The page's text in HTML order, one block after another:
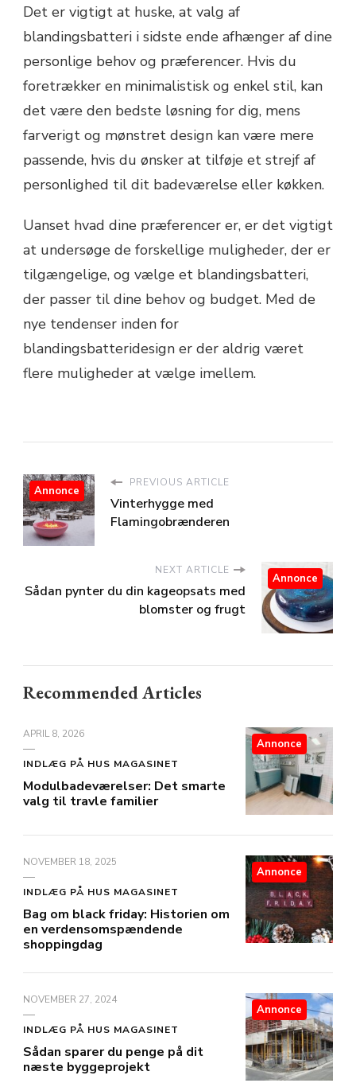
Det er vigtigt at huske, at valg af
blandingsbatteri i sidste ende afhænger af dine
personlige behov og præferencer. Hvis du
foretrækker en minimalistisk og enkel stil, kan
det være den bedste løsning for dig, mens
farverigt og mønstret design kan være mere
passende, hvis du ønsker at tilføje et strejf af
personlighed til dit badeværelse eller køkken.
Uanset hvad dine præferencer er, er det vigtigt
at undersøge de forskellige muligheder, der er
tilgængelige, og vælge et blandingsbatteri,
der passer til dine behov og budget. Med de
nye tendenser inden for
blandingsbatteridesign er der aldrig været
flere muligheder at vælge imellem.
PREVIOUS ARTICLE
Vinterhygge med
Flamingobrænderen
Annonce
NEXT ARTICLE
Sådan pynter du din kageopsats med
blomster og frugt
Annonce
Recommended Articles
APRIL 8, 2026
INDLÆG PÅ HUS MAGASINET
Modulbadeværelser: Det smarte
valg til travle familier
Annonce
NOVEMBER 18, 2025
INDLÆG PÅ HUS MAGASINET
Bag om black friday: Historien om
en verdensomspændende
shoppingdag
Annonce
NOVEMBER 27, 2024
INDLÆG PÅ HUS MAGASINET
Sådan sparer du penge på dit
næste byggeprojekt
Annonce